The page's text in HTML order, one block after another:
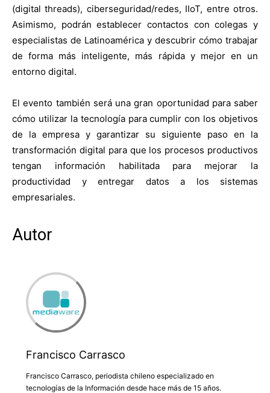
(digital threads), ciberseguridad/redes, IIoT, entre otros.
Asimismo, podrán establecer contactos con colegas y
especialistas de Latinoamérica y descubrir cómo trabajar
de forma más inteligente, más rápida y mejor en un
entorno digital.
El evento también será una gran oportunidad para saber
cómo utilizar la tecnología para cumplir con los objetivos
de la empresa y garantizar su siguiente paso en la
transformación digital para que los procesos productivos
tengan información habilitada para mejorar la
productividad y entregar datos a los sistemas
empresariales.
Autor
Francisco Carrasco
Francisco Carrasco, periodista chileno especializado en
tecnologías de la Información desde hace más de 15 años.